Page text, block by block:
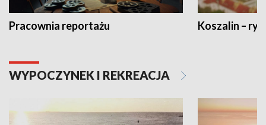
Pracownia reportażu Koszalin –
WYPOCZYNEK I REKREACJA